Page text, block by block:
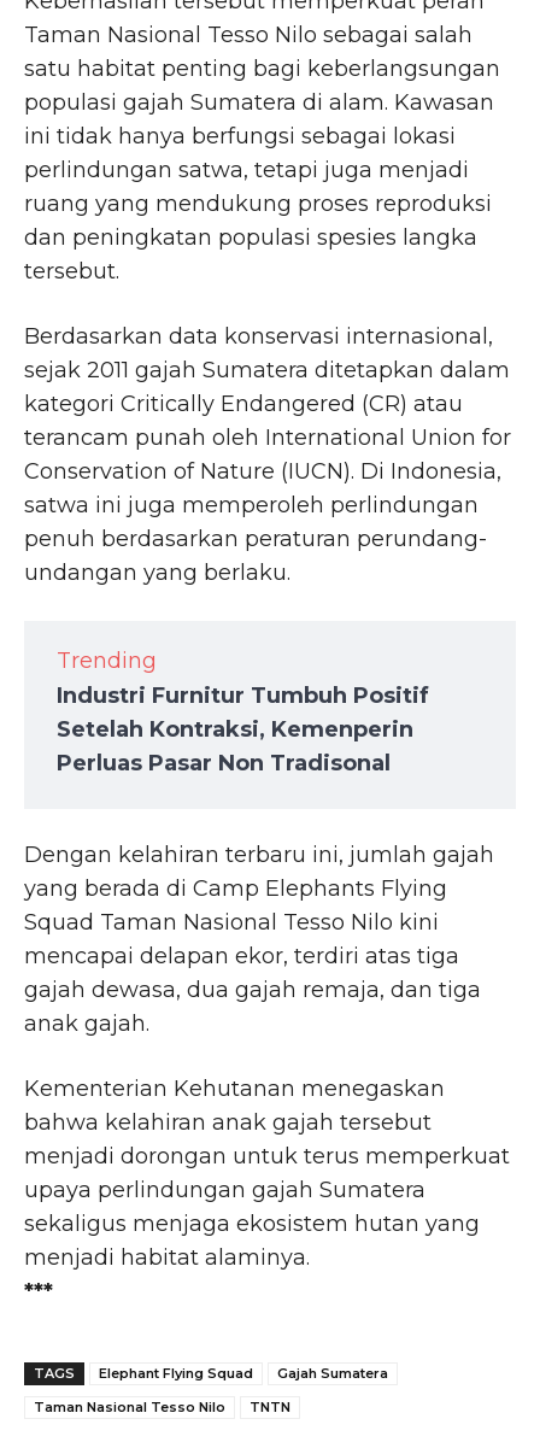
Taman Nasional Tesso Nilo sebagai salah
satu habitat penting bagi keberlangsungan
populasi gajah Sumatera di alam. Kawasan
ini tidak hanya berfungsi sebagai lokasi
perlindungan satwa, tetapi juga menjadi
ruang yang mendukung proses reproduksi
dan peningkatan populasi spesies langka
tersebut.
Berdasarkan data konservasi internasional,
sejak 2011 gajah Sumatera ditetapkan dalam
kategori Critically Endangered (CR) atau
terancam punah oleh International Union for
Conservation of Nature (IUCN). Di Indonesia,
satwa ini juga memperoleh perlindungan
penuh berdasarkan peraturan perundang-
undangan yang berlaku.
Trending
Industri Furnitur Tumbuh Positif
Setelah Kontraksi, Kemenperin
Perluas Pasar Non Tradisonal
Dengan kelahiran terbaru ini, jumlah gajah
yang berada di Camp Elephants Flying
Squad Taman Nasional Tesso Nilo kini
mencapai delapan ekor, terdiri atas tiga
gajah dewasa, dua gajah remaja, dan tiga
anak gajah.
Kementerian Kehutanan menegaskan
bahwa kelahiran anak gajah tersebut
menjadi dorongan untuk terus memperkuat
upaya perlindungan gajah Sumatera
sekaligus menjaga ekosistem hutan yang
menjadi habitat alaminya.
***
TAGS Elephant Flying Squad
Gajah Sumatera
Taman Nasional Tesso Nilo
TNTN